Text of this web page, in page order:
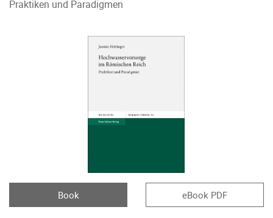
Praktiken und Paradigmen
Book eBook PDF